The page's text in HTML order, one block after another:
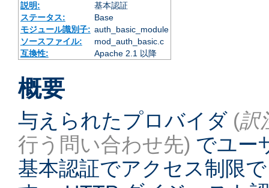
説明:
基本認証
ステータス:
Base
モジュール識別子: auth_basic_module
ソースファイル:
mod_auth_basic.c
互換性:
Apache 2.1 以降
概要
与えられたプロバイダ (訳
行う問い合わせ先) でユー
基本認証でアクセス制限